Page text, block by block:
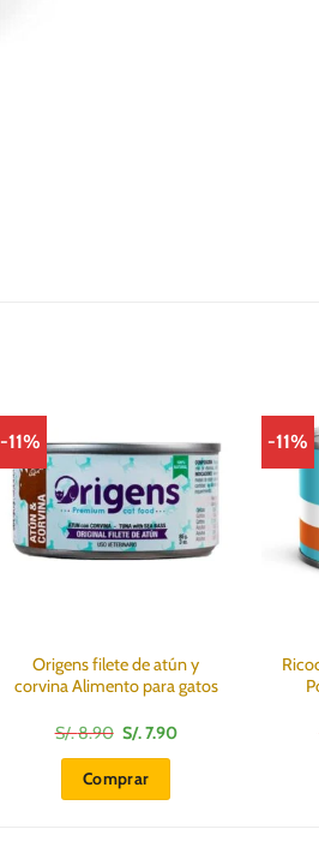
-11%
Origens filete de atún y
corvina Alimento para gatos
S/.8.90 El
precio
original
era:
S/.
S/.7.90El
Comprar
-11%